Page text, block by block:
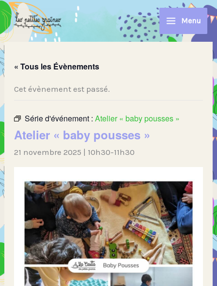
Aller
au
contenu
Menu
« Tous les Évènements
Cet évènement est passé.
Série d'événement :Atelier « baby pousses »
Atelier « baby pousses »
21 novembre 2025 | 10h30-11h30